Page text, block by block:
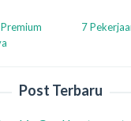
7
Post Terbaru